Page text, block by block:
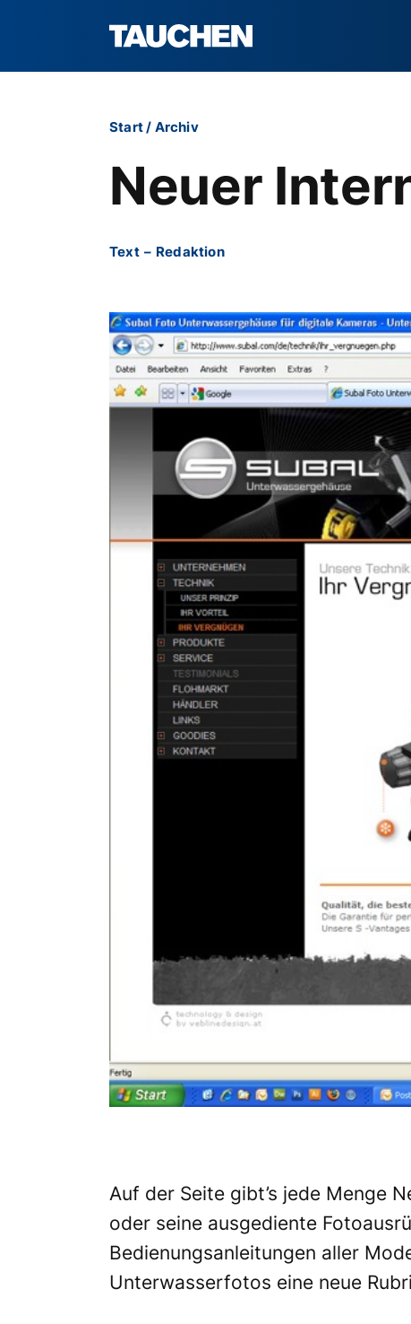
Start/ Archiv
Neuer
Text – Redaktion
Auf der Seite gibt’s jede Menge
oder seine ausgediente
Bedienungsanleitungen aller
Unterwasserfotos eine neue